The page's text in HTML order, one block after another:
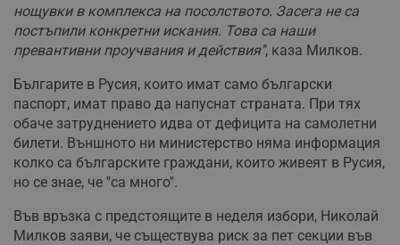
нощувки в комплекса на посолството. Засега не са
постъпили конкретни искания. Това са наши
превантивни проучвания и действия'', каза Милков.
Българите в Русия, които имат само български
паспорт, имат право да напуснат страната. При тях
обаче затруднението идва от дефицита на самолетни
билети. Външното ни министерство няма информация
колко са българските граждани, които живеят в Русия,
но се знае, че ''са много''.
Във връзка с предстоящите в неделя избори, Николай
Милков заяви, че съществува риск за пет секции във